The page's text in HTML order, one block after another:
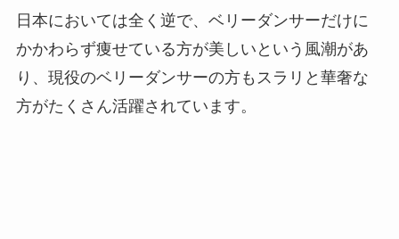
日本においては全く逆で、ベリーダンサーだけに
かかわらず痩せている方が美しいという風潮があ
り、現役のベリーダンサーの方もスラリと華奢な
方がたくさん活躍されています。